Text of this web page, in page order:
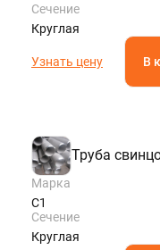
Сечение
Круглая
Узнать цену В
Труба
Марка
С1
Сечение
Круглая